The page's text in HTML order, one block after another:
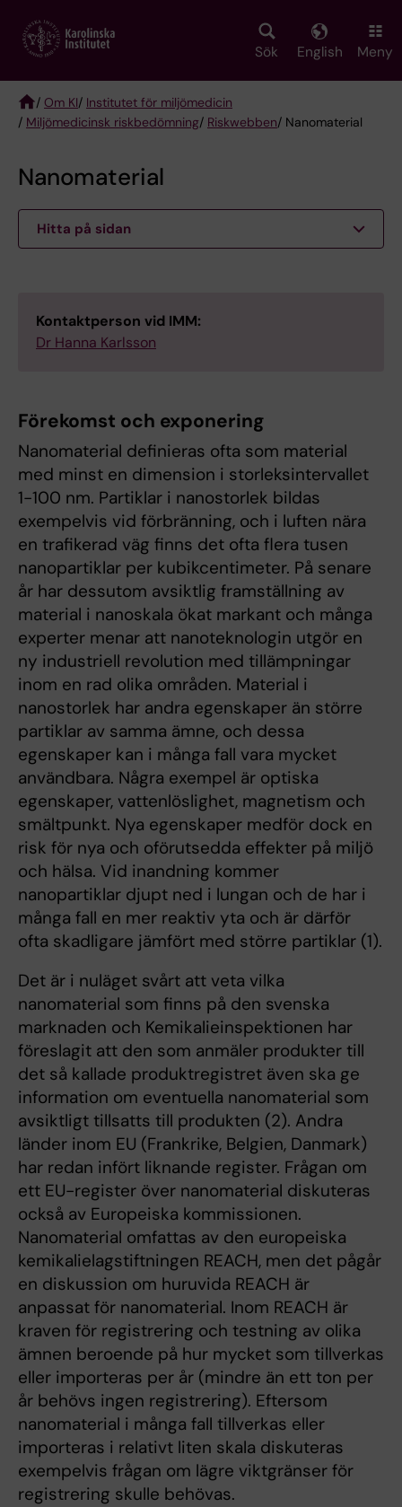
main
Sök English Meny
Breadcrumb
/ Om KI/ Institutet för miljömedicin
/ Miljömedicinsk riskbedömning/ Riskwebben/ Nanomaterial
Nanomaterial
Hitta på sidan
Kontaktperson vid IMM:
Dr Hanna Karlsson
Förekomst och exponering
Nanomaterial definieras ofta som material
med minst en dimension i storleksintervallet
1-100 nm. Partiklar i nanostorlek bildas
exempelvis vid förbränning, och i luften nära
en trafikerad väg finns det ofta flera tusen
nanopartiklar per kubikcentimeter. På senare
år har dessutom avsiktlig framställning av
material i nanoskala ökat markant och många
experter menar att nanoteknologin utgör en
ny industriell revolution med tillämpningar
inom en rad olika områden. Material i
nanostorlek har andra egenskaper än större
partiklar av samma ämne, och dessa
egenskaper kan i många fall vara mycket
användbara. Några exempel är optiska
egenskaper, vattenlöslighet, magnetism och
smältpunkt. Nya egenskaper medför dock en
risk för nya och oförutsedda effekter på miljö
och hälsa. Vid inandning kommer
nanopartiklar djupt ned i lungan och de har i
många fall en mer reaktiv yta och är därför
ofta skadligare jämfört med större partiklar (1).
Det är i nuläget svårt att veta vilka
nanomaterial som finns på den svenska
marknaden och Kemikalieinspektionen har
föreslagit att den som anmäler produkter till
det så kallade produktregistret även ska ge
information om eventuella nanomaterial som
avsiktligt tillsatts till produkten (2). Andra
länder inom EU (Frankrike, Belgien, Danmark)
har redan infört liknande register. Frågan om
ett EU-register över nanomaterial diskuteras
också av Europeiska kommissionen.
Nanomaterial omfattas av den europeiska
kemikalielagstiftningen REACH, men det pågår
en diskussion om huruvida REACH är
anpassat för nanomaterial. Inom REACH är
kraven för registrering och testning av olika
ämnen beroende på hur mycket som tillverkas
eller importeras per år (mindre än ett ton per
år behövs ingen registrering). Eftersom
nanomaterial i många fall tillverkas eller
importeras i relativt liten skala diskuteras
exempelvis frågan om lägre viktgränser för
registrering skulle behövas.